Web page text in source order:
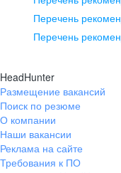
pr@ural.hh.ru
помещение 21
+7 383 207-94-64
pr@nsk.hh.ru
Перечень
Перечень
HeadHunter
Размещение вакансий
Поиск по резюме
О компании
Наши вакансии
Реклама на сайте
Требования к ПО